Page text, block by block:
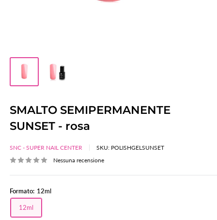
SMALTO SEMIPERMANENTE
SUNSET - rosa
SNC - SUPER NAIL CENTER SKU: POLISHGELSUNSET
Nessuna recensione
Formato: 12ml
12ml